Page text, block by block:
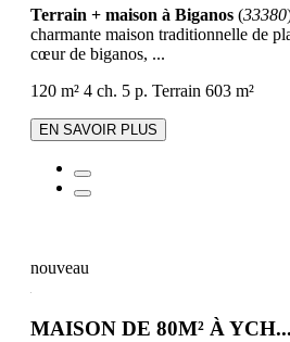
Terrain + maison à Biganos (33380
charmante maison traditionnelle de
cœur de biganos, ...
120 m² 4 ch. 5 p. Terrain 603 m²
EN SAVOIR PLUS
nouveau
MAISON DE 80M² À YCH...